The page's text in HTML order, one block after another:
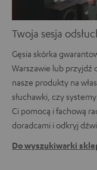
Twoja sesja
Gęsia skórka
Warszawie lub przyjdź
nasze produkty na
słuchawki, czy
Ci pomocą i fachową
doradcami i odkryj
Do wyszukiwarki